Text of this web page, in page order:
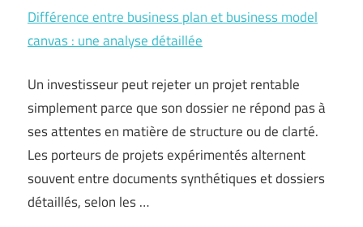
Différence entre business plan et business model
canvas : une analyse détaillée
Un investisseur peut rejeter un projet rentable
simplement parce que son dossier ne répond pas à
ses attentes en matière de structure ou de clarté.
Les porteurs de projets expérimentés alternent
souvent entre documents synthétiques et dossiers
détaillés, selon les …